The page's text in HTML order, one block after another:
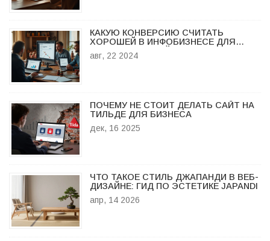
КАКУЮ КОНВЕРСИЮ СЧИТАТЬ
ХОРОШЕЙ В ИНФОБИЗНЕСЕ ДЛЯ
ПОВЫШЕНИЯ САЙТА
авг, 22 2024
ПОЧЕМУ НЕ СТОИТ ДЕЛАТЬ САЙТ НА
ТИЛЬДЕ ДЛЯ БИЗНЕСА
дек, 16 2025
ЧТО ТАКОЕ СТИЛЬ ДЖАПАНДИ В ВЕБ-
ДИЗАЙНЕ: ГИД ПО ЭСТЕТИКЕ JAPANDI
апр, 14 2026